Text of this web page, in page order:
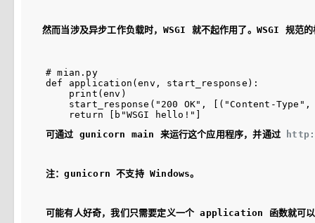
然而当涉及异步工作负载时，WSGI 就不起作用了。WSGI 规
# mian.py
def application(env, start_response):
    print(env)
start_response("200 OK", [("Content-Type",
可通过 gunicorn main 来运行这个应用程序，并通过
注：gunicorn 不支持 Windows。
可能有人好奇，我们只需要定义一个 application 函数就可以